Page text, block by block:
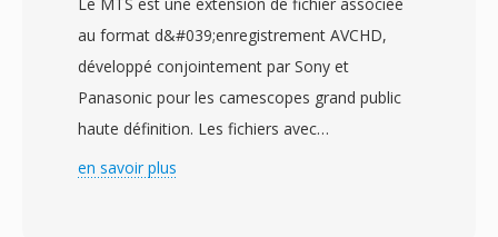
au format d&#039;enregistrement AVCHD,
développé conjointement par Sony et
Panasonic pour les camescopes grand public
haute définition. Les fichiers avec
l&#039;extension MTS contiennent dès
en savoir plus